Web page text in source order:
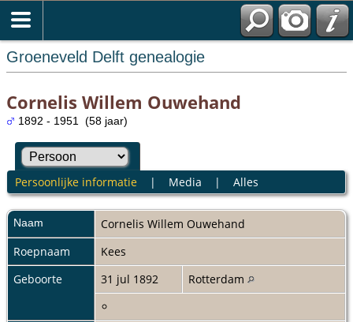
Groeneveld Delft genealogie
Cornelis Willem Ouwehand
1892 - 1951 (58 jaar)
Persoonlijke informatie| Media | Alles
Naam Cornelis Willem Ouwehand
Roepnaam
Kees
Geboorte
31 jul 1892 Rotterdam